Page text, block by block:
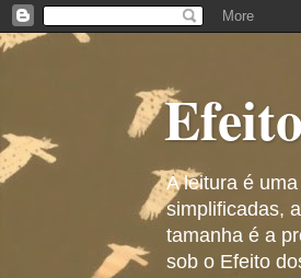
A leitura é
simplificadas,
tamanha é a
sob o Efeito